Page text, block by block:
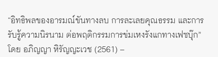
“อิทธิพลของอารมณ์ขันทางลบ การละเลยคุณธรรม และการ
รับรู้ความนิรนาม ต่อพฤติกรรมการข่มเหงรังแกทางเฟซบุ๊ก”
โดย อภิญญา หิรัญญะเวช (2561) –